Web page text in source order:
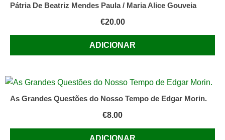
Pátria De Beatriz Mendes Paula / Maria Alice Gouveia
€20.00
ADICIONAR
As Grandes Questões do Nosso Tempo de Edgar Morin.
€8.00
ADICIONAR